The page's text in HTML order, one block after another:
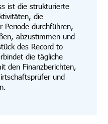
ist die strukturierte
die
Periode durchführen,
abzustimmen und
des Record to
die tägliche
den Finanzberichten,
und